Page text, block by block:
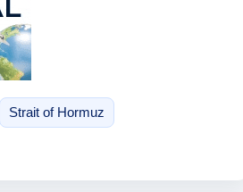
Strait of Hormuz